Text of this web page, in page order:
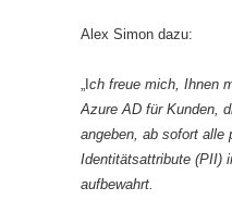
Alex Simon dazu:
„I ch freue mich, Ihnen
Azure AD für Kunden,
angeben, ab sofort alle
Identitätsattribute (PII)
aufbewahrt.